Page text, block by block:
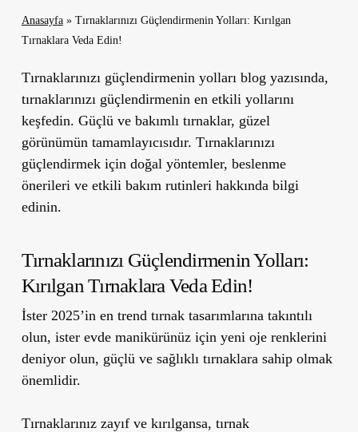
Anasayfa» Tırnaklarınızı Güçlendirmenin Yolları: Kırılgan
Tırnaklara Veda Edin!
Tırnaklarınızı güçlendirmenin yolları blog yazısında,
tırnaklarınızı güçlendirmenin en etkili yollarını
keşfedin. Güçlü ve bakımlı tırnaklar, güzel
görünümün tamamlayıcısıdır. Tırnaklarınızı
güçlendirmek için doğal yöntemler, beslenme
önerileri ve etkili bakım rutinleri hakkında bilgi
edinin.
Tırnaklarınızı Güçlendirmenin Yolları:
Kırılgan Tırnaklara Veda Edin!
İster 2025’in en trend tırnak tasarımlarına takıntılı
olun, ister evde manikürünüz için yeni oje renklerini
deniyor olun, güçlü ve sağlıklı tırnaklara sahip olmak
önemlidir.
Tırnaklarınız zayıf ve kırılgansa, tırnak